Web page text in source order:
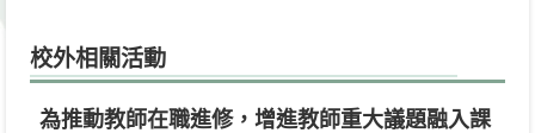
校外相關活動
為推動教師在職進修，增進教師重大議題融入課